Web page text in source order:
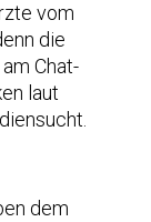
vom
die
Chat-
laut
dem